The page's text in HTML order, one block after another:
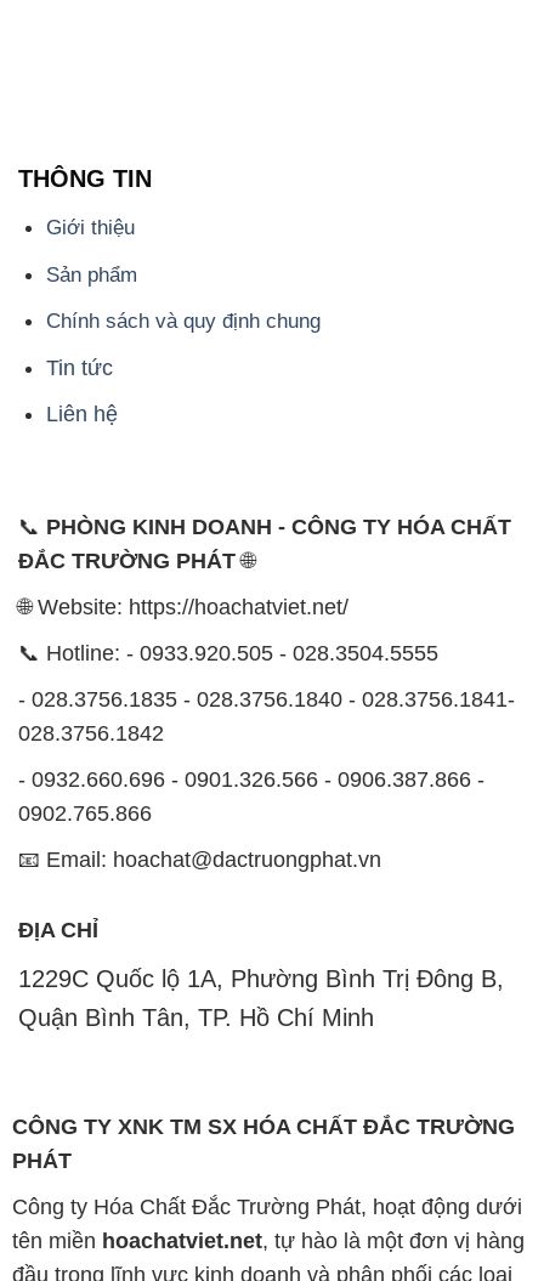
THÔNG TIN
Giới thiệu
Sản phẩm
Chính sách và quy định chung
Tin tức
Liên hệ
📞 PHÒNG KINH DOANH - CÔNG TY HÓA CHẤT
ĐẮC TRƯỜNG PHÁT🌐
🌐 Website: https://hoachatviet.net/
📞 Hotline: - 0933.920.505 - 028.3504.5555
- 028.3756.1835 - 028.3756.1840 - 028.3756.1841-
028.3756.1842
- 0932.660.696 - 0901.326.566 - 0906.387.866 -
0902.765.866
📧 Email: hoachat@dactruongphat.vn
ĐỊA CHỈ
1229C Quốc lộ 1A, Phường Bình Trị Đông B,
Quận Bình Tân, TP. Hồ Chí Minh
CÔNG TY XNK TM SX HÓA CHẤT ĐẮC TRƯỜNG
PHÁT
Công ty Hóa Chất Đắc Trường Phát, hoạt động dưới
tên miền hoachatviet.net, tự hào là một đơn vị hàng
đầu trong lĩnh vực kinh doanh và phân phối các loại